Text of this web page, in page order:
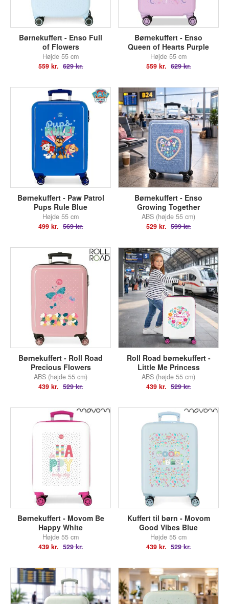
Børnekuffert - Enso Full
of Flowers
Højde 55 cm
559 kr. 629 kr.
Børnekuffert - Enso
Queen of Hearts Purple
Højde 55 cm
559 kr. 629 kr.
Børnekuffert - Paw Patrol
Pups Rule Blue
Højde 55 cm
499 kr. 569 kr.
Børnekuffert - Enso
Growing Together
ABS (højde 55 cm)
529 kr. 599 kr.
Børnekuffert - Roll Road
Precious Flowers
ABS (højde 55 cm)
439 kr. 529 kr.
Roll Road børnekuffert -
Little Me Princess
ABS (højde 55 cm)
439 kr. 529 kr.
Børnekuffert - Movom Be
Happy White
Højde 55 cm
439 kr. 529 kr.
Kuffert til børn - Movom
Good Vibes Blue
Højde 55 cm
439 kr. 529 kr.